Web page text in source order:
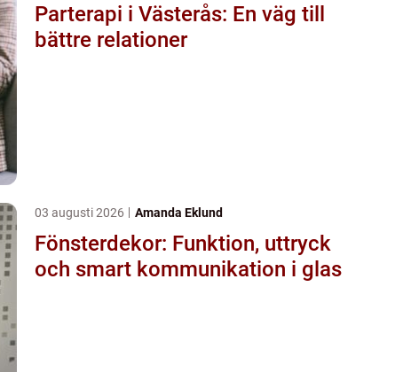
Parterapi i Västerås: En väg till
bättre relationer
03 augusti 2026 Amanda Eklund
Fönsterdekor: Funktion, uttryck
och smart kommunikation i glas